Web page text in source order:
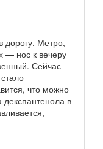
дорогу. Метро,
— нос к вечеру
Сейчас
что можно
декспантенола в